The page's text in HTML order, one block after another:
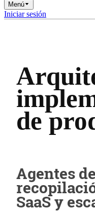
Menú
Iniciar sesión
de
Agentes
SaaS y